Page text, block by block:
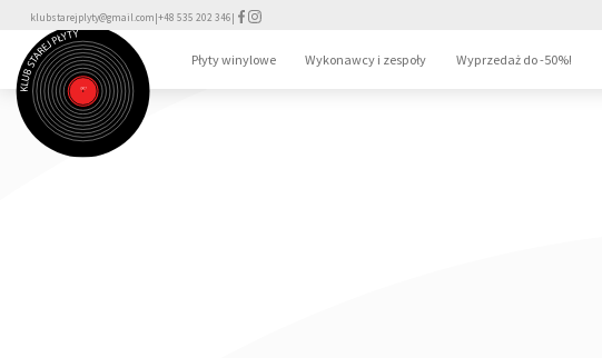
klubstarejplyty@gmail.com|+48 535 202 346|
Płyty winylowe Wykonawcy i zespoły Wyprzedaż do -50%!